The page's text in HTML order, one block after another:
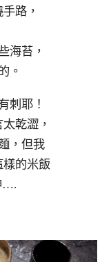
路，
海苔，
。
刺耶！
乾澀，
，但我
樣的米飯
….